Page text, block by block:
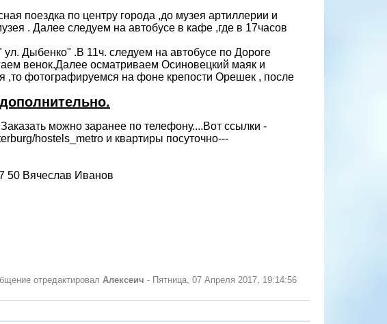
поездка по центру города ,до музея артиллерии и
. Далее следуем на автобусе в кафе ,где в 17часов
ул. Дыбенко" .В 11ч. следуем на автобусе по Дороге
венок.Далее осматриваем Осиновецкий маяк и
,то фотографируемся на фоне крепости Орешек , после
можно заранее по телефону....Вот ссылки -
hostels_metro и квартиры посуточно---
50 Вячеслав Иванов
отредактировал Алексеич - Пятница, 07 Апреля 2017, 19:14:56